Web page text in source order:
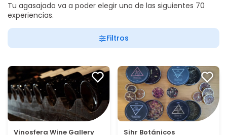
Tu agasajado va a poder elegir una de las siguientes 70
experiencias.
Filtros
Vinosfera Wine Gallery Sihr Botánicos